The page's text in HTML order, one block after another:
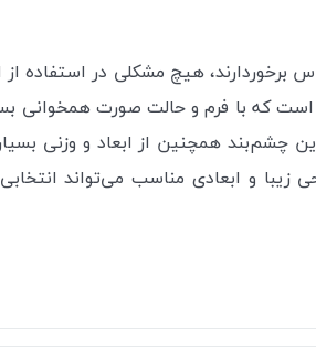
هیچ مشکلی در استفاده از
که با فرم و حالت صورت همخوانی
چشم‌بند همچنین از ابعاد و وزنی
زیبا و ابعادی مناسب می‌تواند